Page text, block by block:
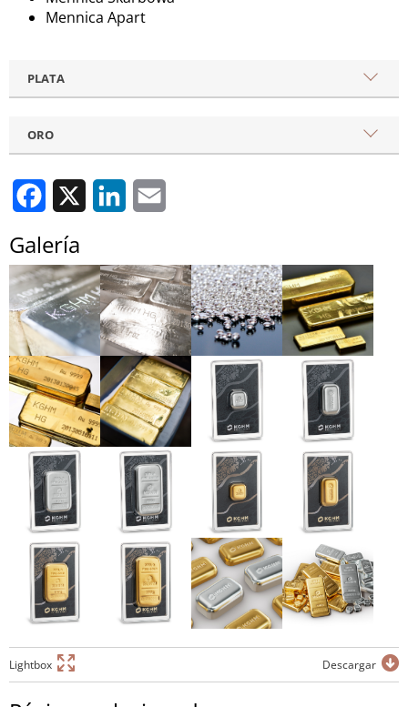
Mennica Apart
PLATA
ORO
Facebook LinkedIn
Galería
Lightbox Descargar